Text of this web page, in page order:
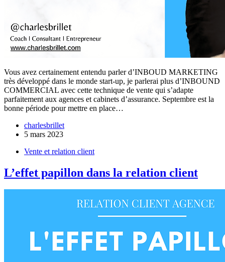
Vous avez certainement entendu parler d’INBOUD MARKETING
très développé dans le monde start-up, je parlerai plus d’INBOUND
COMMERCIAL avec cette technique de vente qui s’adapte
parfaitement aux agences et cabinets d’assurance. Septembre est la
bonne période pour mettre en place…
charlesbrillet
5 mars 2023
Vente et relation client
L’effet papillon dans la relation client